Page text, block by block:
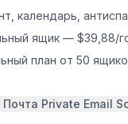
календарь,
ящик — $39,88/
план от 50
Почта Private Email